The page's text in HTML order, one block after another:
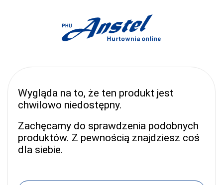
Wygląda na to, że ten produkt jest
chwilowo niedostępny.
Zachęcamy do sprawdzenia podobnych
produktów. Z pewnością znajdziesz coś
dla siebie.